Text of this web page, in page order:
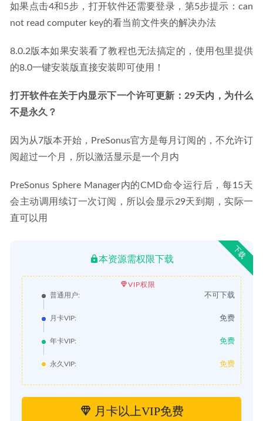
如果点击4和5步，打开软件还需要登录，第5步提示：can
not read computer key的看当前文件夹的解决办法
8.0.2版本如果安装看了教程也无法搞定的，使用包里提供
的8.0一键安装版直接安装即可使用！
打开软件在关于内显示下一个许可更新：29天内，为什么
不是永久？
因为从7版本开始，PreSonus官方是每月订阅的，不允许订
阅超过一个月，所以激活显示是一个月内
PreSonus Sphere Manager内的CMD命令运行后，每15天
会主动调用续订一次订阅，所以会显示29天到期，实际一
直可以用
下载
本资源需权限下载
VIP权限
普通用户:
不可下载
月卡VIP: 免费
年卡VIP: 免费
永久VIP: 免费
月卡以上VIP免费